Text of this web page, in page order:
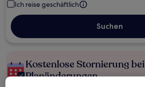
Ich reise geschäftlich
Suchen
Kostenlose Stornierung bei
Planänderungen